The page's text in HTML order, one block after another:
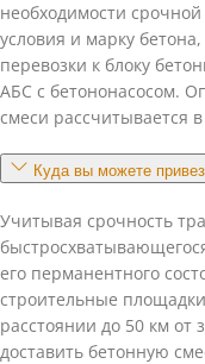
необходимости
условия и марку
перевозки к блоку
АБС с бетононасосом.
смеси рассчитывается
Куда вы можете
Учитывая срочность
его перманентного
строительные
расстоянии до 50 км от
доставить бетонную